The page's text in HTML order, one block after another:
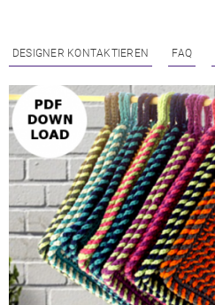
DESIGNER KONTAKTIEREN FAQ